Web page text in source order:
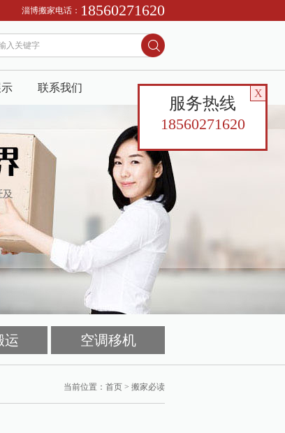
博及周边地区搬家服务，找淄博搬家公司请到喜达搬家，电话13280689970
淄博搬家电话： 18560271620
联系我们
运 空调移机
当前位置： 首页 > 搬家必读
X
服务热线
18560271620